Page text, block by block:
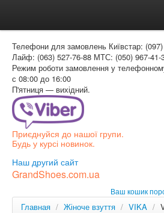
Доставка и оплата
Как заказать
Контакти
Таблиця розмірів
Вхід для покупця
Телефони для замовлень Київстар:
Лайф: (063) 527-76-88 МТС: (050) 967-41-
Режим роботи замовлення у
с 08:00 до 16:00
П'ятниця — вихідний.
Приєднуйся до нашої групи.
Будь у курсі новинок.
Наш другий сайт
GrandShoes.com.ua
Ваш кошик
Главная / Жіноче взуття / VIKA /